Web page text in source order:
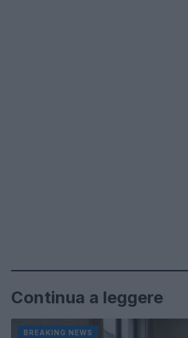
Continua a leggere
BREAKING NEWS